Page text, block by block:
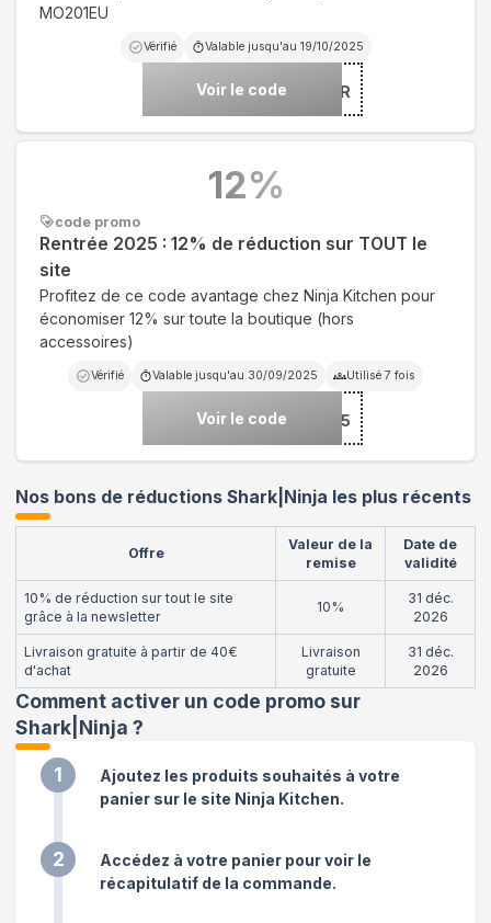
MO201EU
Vérifié Valable jusqu'au 19/10/2025
Voir le code***ERIEUR
code promo
Rentrée 2025 : 12% de réduction sur TOUT le
site
Profitez de ce code avantage chez Ninja Kitchen pour
économiser 12% sur toute la boutique (hors
accessoires)
Vérifié Valable jusqu'au 30/09/2025 Utilisé 7 fois
Voir le code
***TREENINJA25
12%
Nos bons de réductions Shark|Ninja les plus récents
Offre
Valeur de la
remise
Date de
validité
10% de réduction sur tout le site
grâce à la newsletter
10%
31 déc.
2026
Livraison gratuite à partir de 40€
d'achat
Livraison
gratuite
31 déc.
2026
Comment activer un code promo sur
Shark|Ninja ?
1
Ajoutez les produits souhaités à votre
panier sur le site Ninja Kitchen.
2
Accédez à votre panier pour voir le
récapitulatif de la commande.